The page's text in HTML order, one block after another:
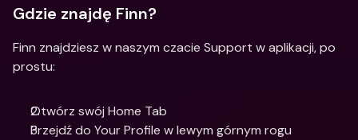
Gdzie znajdę Finn?
Finn znajdziesz w naszym czacie Support w aplikacji, po
prostu:
Otwórz swój Home Tab
Przejdź do Your Profile w lewym górnym rogu